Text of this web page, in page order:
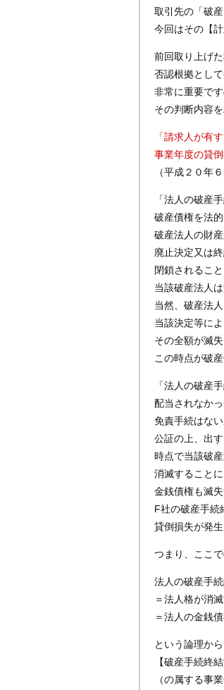
取引先の「破
今回はその【
前回取り上げ
否認根拠とし
非常に重要で
その判断内容
「請求人が有
事業年度の貸
（平成２０年
「法人の破産
破産債権を法
破産法人の財
廃止決定又は
閉鎖されるこ
当該破産法人
当然、破産法
当該決定等に
その全額が滅
この時点が破
「法人の破産
配当されなか
免責手続はな
公証の上、出
時点で当該破
消滅すること
金銭債権も滅
F社の破産手続
貸倒損失が発
つまり、ここで
法人の破産手
＝法人格が消
＝法人の金銭
という論理か
【破産手続終
（の属する事